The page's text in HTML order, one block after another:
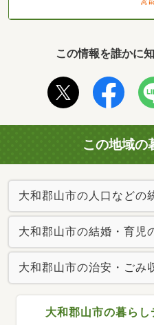
この情報を誰かに
この地域の
大和郡山市の人口などの
大和郡山市の結婚・育児
大和郡山市の治安・ごみ
大和郡山市の暮ら